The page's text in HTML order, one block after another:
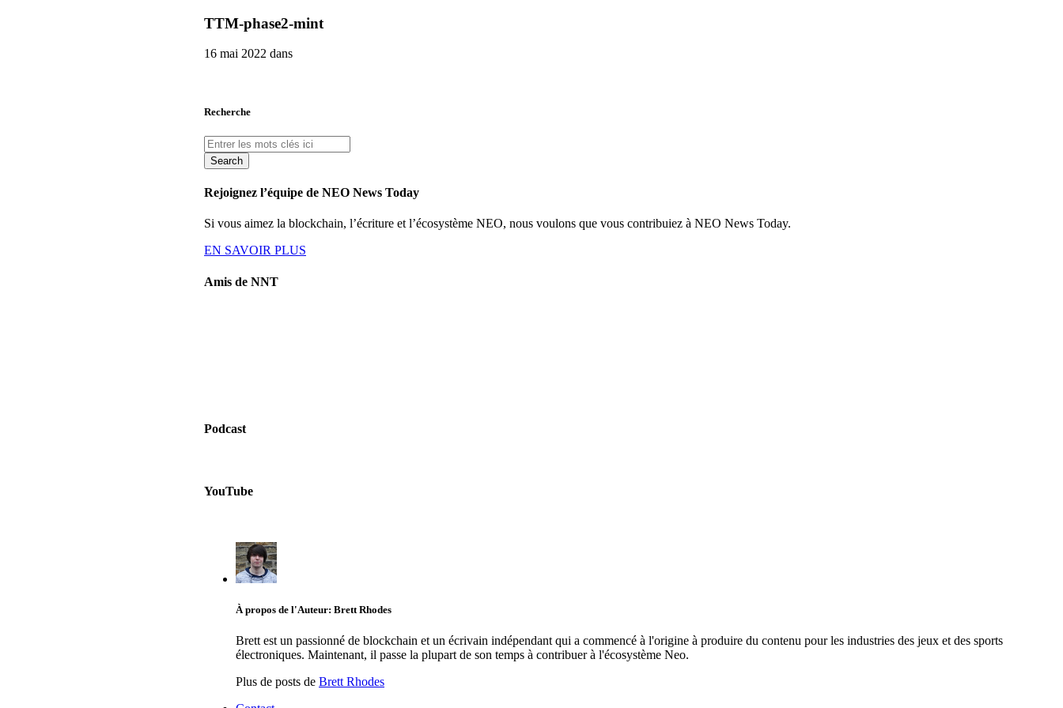
TTM-phase2-mint
16 mai 2022 dans
Recherche
Search
Rejoignez l’équipe de NEO News Today
Si vous aimez la blockchain, l’écriture et l’écosystème NEO, nous voulons que vous contribuiez à NEO News Today.
EN SAVOIR PLUS
Amis de NNT
Podcast
YouTube
À propos de l'Auteur: Brett Rhodes
Brett est un passionné de blockchain et un écrivain indépendant qui a commencé à l'origine à produire du contenu pour les industries des jeux et des sports
électroniques. Maintenant, il passe la plupart de son temps à contribuer à l'écosystème Neo.
Plus de posts de Brett Rhodes